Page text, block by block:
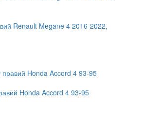
Renault Megane 4 2016-2022,
Honda Accord 4 93-95